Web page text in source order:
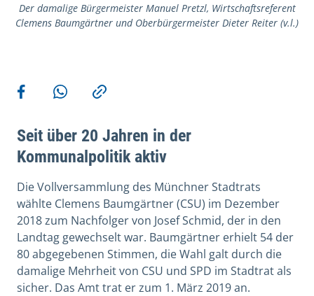
Der damalige Bürgermeister Manuel Pretzl, Wirtschaftsreferent
Clemens Baumgärtner und Oberbürgermeister Dieter Reiter (v.l.)
Weitere Aktionen
Teilen auf Facebook
Teilen via WhatsApp
Kopieren
Seit über 20 Jahren in der
Kommunalpolitik aktiv
Die Vollversammlung des Münchner Stadtrats
wählte Clemens Baumgärtner (CSU) im Dezember
2018 zum Nachfolger von Josef Schmid, der in den
Landtag gewechselt war. Baumgärtner erhielt 54 der
80 abgegebenen Stimmen, die Wahl galt durch die
damalige Mehrheit von CSU und SPD im Stadtrat als
sicher. Das Amt trat er zum 1. März 2019 an.